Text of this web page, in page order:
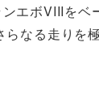
エボVIIIをベ
らなる走りを